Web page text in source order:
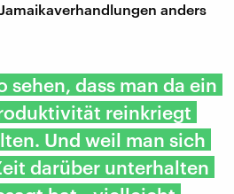
anders
sehen, dass man da ein
reinkriegt
Und weil man sich
darüber unterhalten